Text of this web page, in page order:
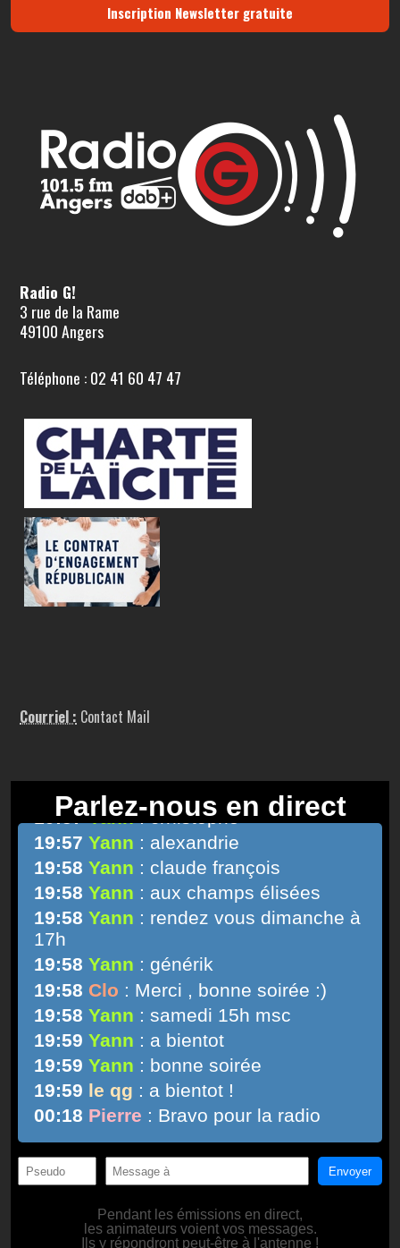
Inscription Newsletter gratuite
Radio G!
3 rue de la Rame
49100 Angers
Téléphone : 02 41 60 47 47
Courriel : Contact Mail